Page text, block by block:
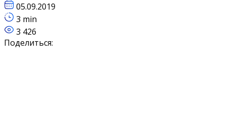
05.09.2019
3 min
3 426
Поделиться: